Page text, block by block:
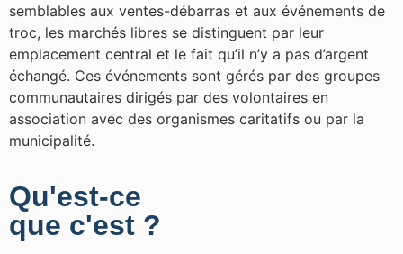
Qu'est-ce
que c'est ?
semblables aux ventes-débarras et aux événements de
troc, les marchés libres se distinguent par leur
emplacement central et le fait qu’il n’y a pas d’argent
échangé. Ces événements sont gérés par des groupes
communautaires dirigés par des volontaires en
association avec des organismes caritatifs ou par la
municipalité.